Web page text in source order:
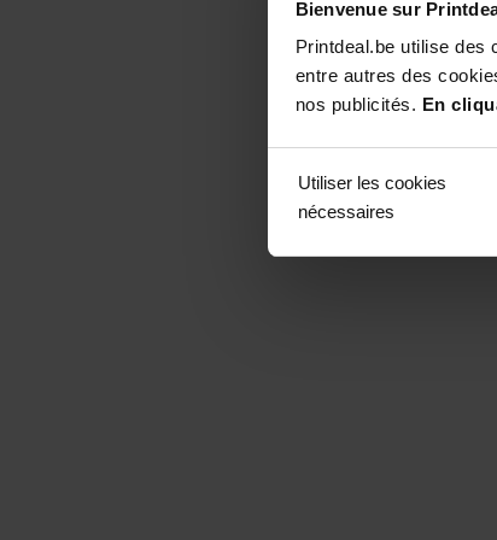
Bienvenue sur
Printdeal.be utilise des
entre autres des
nos publicités. En
Utiliser les cookies
nécessaires